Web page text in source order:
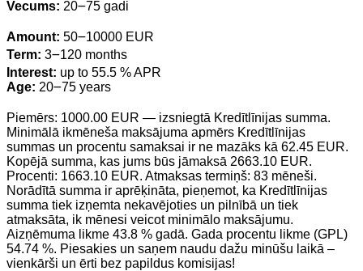
Vecums: 20౼75 gadi
Amount: 50౼10000 EUR
Term: 3౼120 months
Interest: up to 55.5 % APR
Age: 20౼75 years
Piemērs: 1000.00 EUR — izsniegtā Kredītlīnijas summa.
Minimālā ikmēneša maksājuma apmērs Kredītlīnijas
summas un procentu samaksai ir ne mazāks kā 62.45 EUR.
Kopējā summa, kas jums būs jāmaksā 2663.10 EUR.
Procenti: 1663.10 EUR. Atmaksas termiņš: 83 mēneši.
Norādītā summa ir aprēķināta, pieņemot, ka Kredītlīnijas
summa tiek izņemta nekavējoties un pilnībā un tiek
atmaksāta, ik mēnesi veicot minimālo maksājumu.
Aizņēmuma likme 43.8 % gadā. Gada procentu likme (GPL)
54.74 %. Piesakies un saņem naudu dažu minūšu laikā –
vienkārši un ērti bez papildus komisijas!